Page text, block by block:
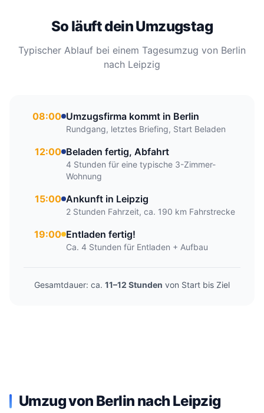
So läuft dein Umzugstag
Typischer Ablauf bei einem Tagesumzug von Berlin
nach Leipzig
08:00 Umzugsfirma kommt in Berlin
Rundgang, letztes Briefing, Start Beladen
12:00 Beladen fertig, Abfahrt
4 Stunden für eine typische 3-Zimmer-
Wohnung
15:00 Ankunft in Leipzig
2 Stunden Fahrzeit, ca. 190 km Fahrstrecke
19:00 Entladen fertig!
Ca. 4 Stunden für Entladen + Aufbau
Gesamtdauer: ca. 11–12 Stunden von Start bis Ziel
Umzug von Berlin nach Leipzig